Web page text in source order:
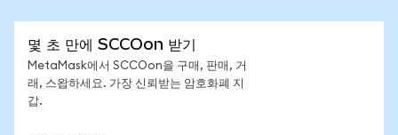
몇 초 만에 SCCOon 받기
MetaMask에서 SCCOon을 구매, 판매, 거
래, 스왑하세요. 가장 신뢰받는 암호화폐 지
갑.